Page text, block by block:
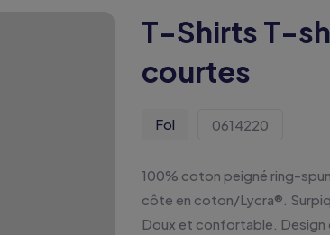
T-Shirts T-
courtes
Fol 0614220
100% coton peigné ring-
côte en coton/Lycra®.
Doux et confortable. Design